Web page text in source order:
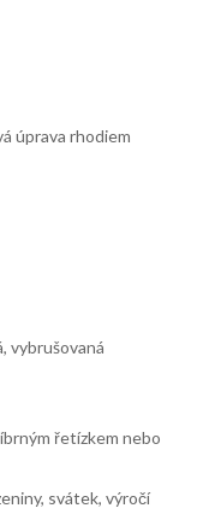
úprava rhodiem
vybrušovaná
řetízkem nebo
svátek, výročí